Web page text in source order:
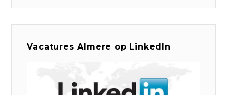
Vacatures Almere op LinkedIn